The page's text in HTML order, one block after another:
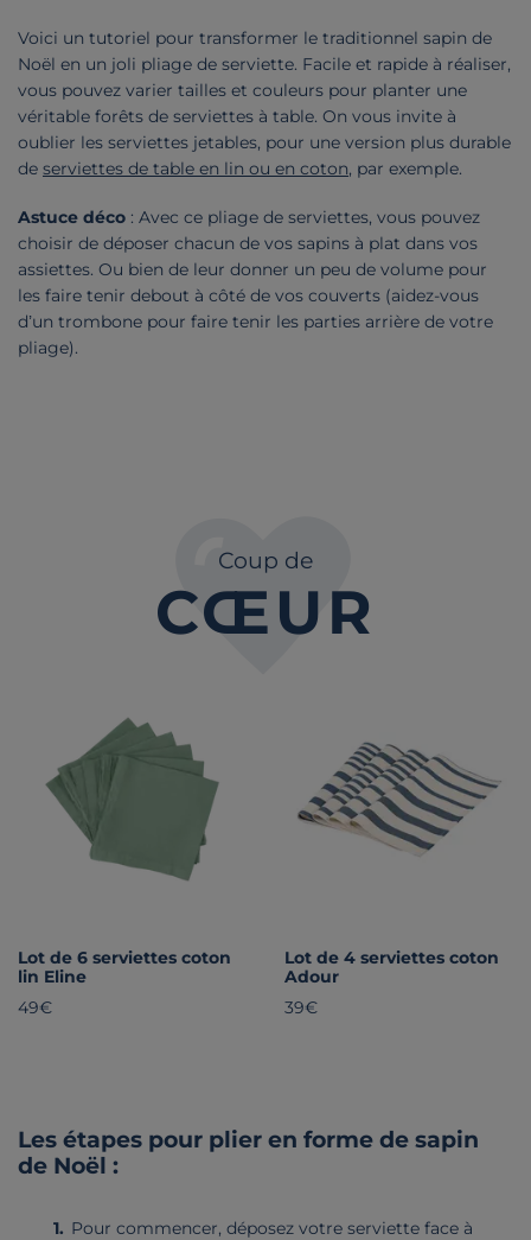
Voici un tutoriel pour transformer le traditionnel sapin de
Noël en un joli pliage de serviette. Facile et rapide à réaliser,
vous pouvez varier tailles et couleurs pour planter une
véritable forêts de serviettes à table. On vous invite à
oublier les serviettes jetables, pour une version plus durable
de serviettes de table en lin ou en coton, par exemple.
Astuce déco : Avec ce pliage de serviettes, vous pouvez
choisir de déposer chacun de vos sapins à plat dans vos
assiettes. Ou bien de leur donner un peu de volume pour
les faire tenir debout à côté de vos couverts (aidez-vous
d’un trombone pour faire tenir les parties arrière de votre
pliage).
Coup de
CŒUR
Lot de 6 serviettes coton
lin Eline
49€
Lot de 4 serviettes coton
Adour
39€
Les étapes pour plier en forme de sapin
de Noël :
Pour commencer, déposez votre serviette face à